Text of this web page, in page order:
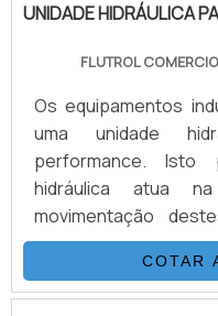
UNIDADE HIDRÁULICA
FLUTROL COMERCIO
Os equipamentos
uma unidade
performance. Isto
hidráulica atua
movimentação
diferentes setores da
do que um
como o termo já
COTAR